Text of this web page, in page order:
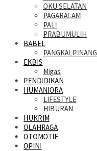
OKU SELATAN
PAGARALAM
PALI
PRABUMULIH
BABEL
PANGKALPINANG
EKBIS
Migas
PENDIDIKAN
HUMANIORA
LIFESTYLE
HIBURAN
HUKRIM
OLAHRAGA
OTOMOTIF
OPINI